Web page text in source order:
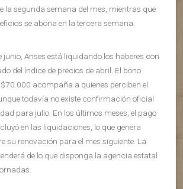
la segunda semana del mes, mientras que
se abona en la tercera semana.
junio, Anses está liquidando los haberes con
del índice de precios de abril. El bono
acompaña a quienes perciben el
todavía no existe confirmación oficial
para julio. En los últimos meses, el pago
en las liquidaciones, lo que genera
su renovación para el mes siguiente. La
de lo que disponga la agencia estatal